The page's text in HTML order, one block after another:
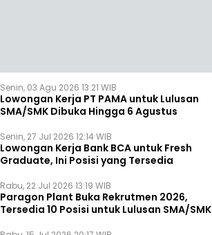
Senin, 03 Agu 2026 13:21 WIB
Lowongan Kerja PT PAMA untuk Lulusan
SMA/SMK Dibuka Hingga 6 Agustus
Senin, 27 Jul 2026 12:14 WIB
Lowongan Kerja Bank BCA untuk Fresh
Graduate, Ini Posisi yang Tersedia
Rabu, 22 Jul 2026 13:19 WIB
Paragon Plant Buka Rekrutmen 2026,
Tersedia 10 Posisi untuk Lulusan SMA/SMK